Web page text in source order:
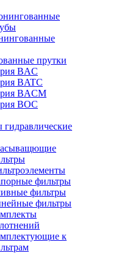
прутки
BAC
BATC
BACM
BOC
фильтры
фильтры
фильтры
к